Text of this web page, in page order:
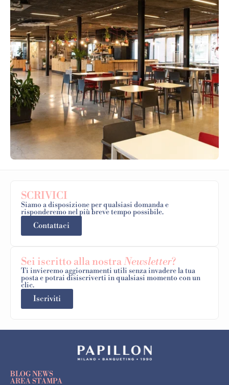
Sei iscritto alla nostraNewsletter?
Ti invieremo aggiornamenti utili senza invadere la tua
posta e potrai disiscriverti in qualsiasi momento con un
clic.
Iscriviti
SCRIVICI
Siamo a disposizione per qualsiasi domanda e
risponderemo nel più breve tempo possibile.
Contattaci
BLOG NEWS
AREA STAMPA